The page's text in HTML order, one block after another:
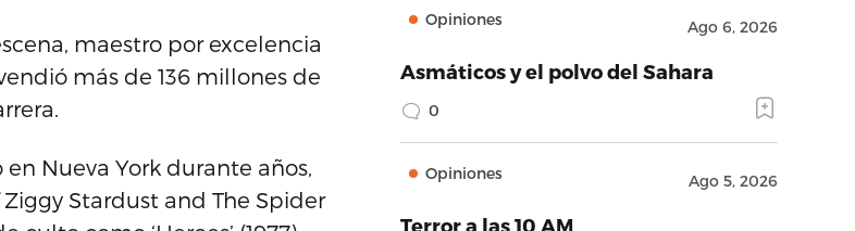
maestro por excelencia
más de 136 millones de
Nueva York durante años,
Ziggy Stardust and The Spider
Opiniones Ago 6, 2026
Asmáticos y el polvo del Sahara
0
Opiniones Ago 5, 2026
Terror a las 10 AM